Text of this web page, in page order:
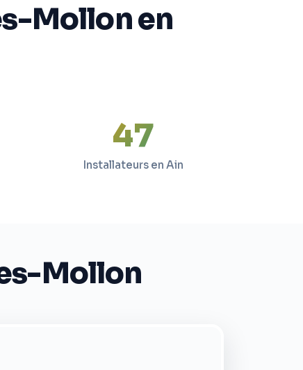
Mollon en
47
Installateurs en Ain
Mollon